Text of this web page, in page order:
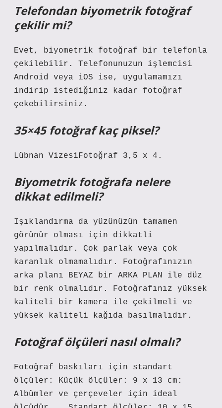
Telefondan biyometrik fotoğraf
çekilir mi?
Evet, biyometrik fotoğraf bir telefonla
çekilebilir. Telefonunuzun işlemcisi
Android veya iOS ise, uygulamamızı
indirip istediğiniz kadar fotoğraf
çekebilirsiniz.
35×45 fotoğraf kaç piksel?
Lübnan VizesiFotoğraf 3,5 x 4.
Biyometrik fotoğrafa nelere
dikkat edilmeli?
Işıklandırma da yüzünüzün tamamen
görünür olması için dikkatli
yapılmalıdır. Çok parlak veya çok
karanlık olmamalıdır. Fotoğrafınızın
arka planı BEYAZ bir ARKA PLAN ile düz
bir renk olmalıdır. Fotoğrafınız yüksek
kaliteli bir kamera ile çekilmeli ve
yüksek kaliteli kağıda basılmalıdır.
Fotoğraf ölçüleri nasıl olmalı?
Fotoğraf baskıları için standart
ölçüler: Küçük ölçüler: 9 x 13 cm:
Albümler ve çerçeveler için ideal